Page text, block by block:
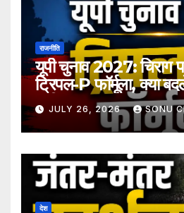
राजनीति
यूपी चुनाव 2027: चिराग
ट्रिपल-P फॉर्मूला, क्या
समीकरण?
JULY 26, 2026 SONU
देश